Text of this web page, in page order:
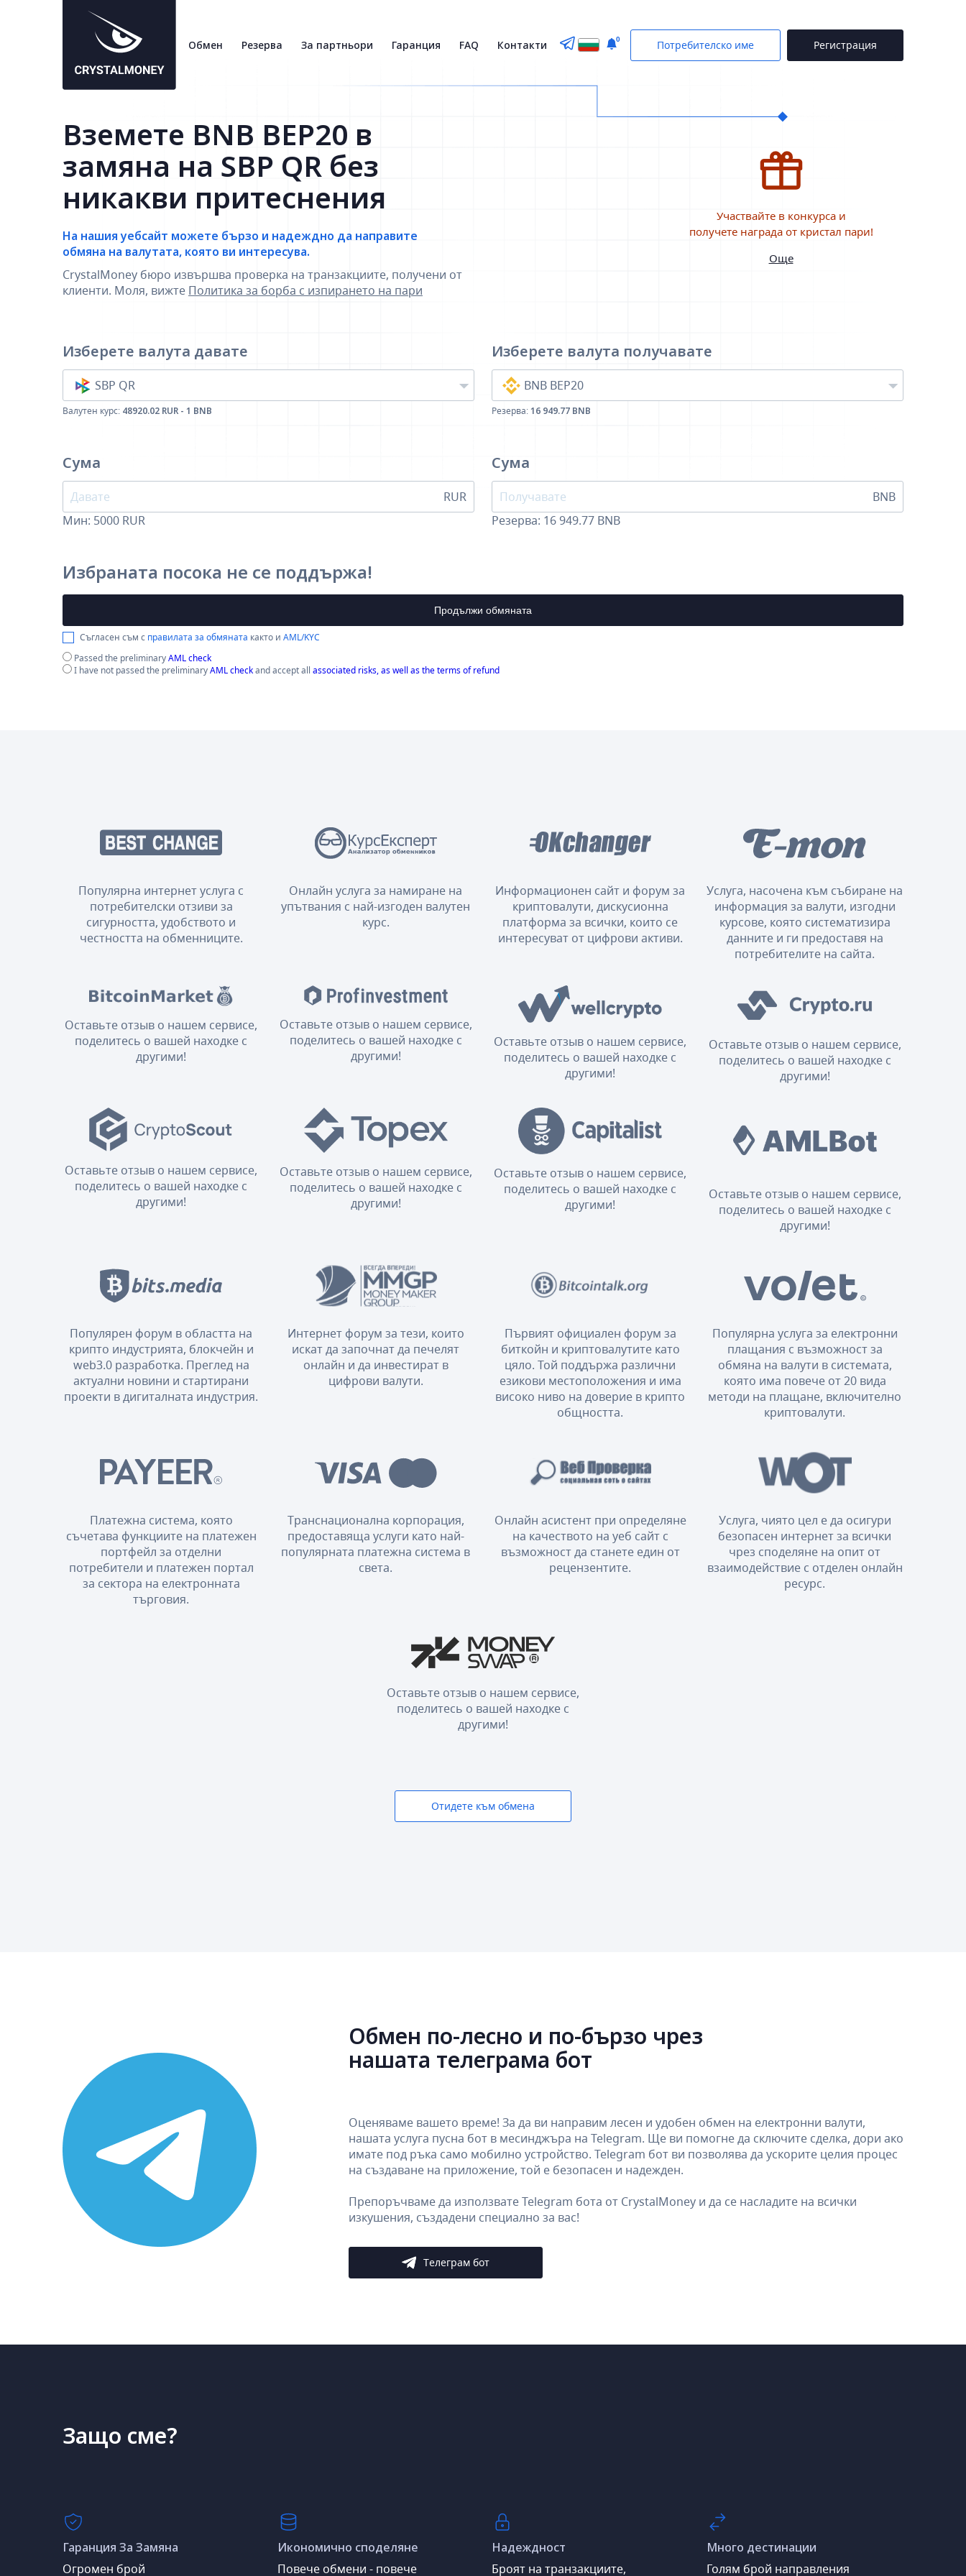
Обмен Резерва За партньори Гаранция FAQ Контакти 0 Потребителско име Регистрация
Вземете BNB BEP20 в
замяна на SBP QR без
никакви притеснения
На нашия уебсайт можете бързо и надеждно да направите
обмяна на валутата, която ви интересува.
CrystalMoney бюро извършва проверка на транзакциите, получени от
клиенти. Моля, вижте Политика за борба с изпирането на пари
Участвайте в конкурса и
получете награда от кристал пари!
Още
Изберете валута давате
SBP QR
Валутен курс: 48920.02 RUR - 1 BNB
Сума
RUR
Мин: 5000 RUR
Изберете валута получавате
BNB BEP20
Резерва: 16 949.77 BNB
Сума
BNB
Резерва: 16 949.77 BNB
Избраната посока не се поддържа!
Продължи обмяната
Съгласен съм с правилата за обмяната както и AML/KYC
Passed the preliminaryAML check
I have not passed the preliminaryAML checkand accept all associated risks, as well as the terms of refund
Популярна интернет услуга с
потребителски отзиви за
сигурността, удобството и
честността на обменниците.
Онлайн услуга за намиране на
упътвания с най-изгоден валутен
курс.
Информационен сайт и форум за
криптовалути, дискусионна
платформа за всички, които се
интересуват от цифрови активи.
Услуга, насочена към събиране на
информация за валути, изгодни
курсове, която систематизира
данните и ги предоставя на
потребителите на сайта.
Оставьте отзыв о нашем сервисе,
поделитесь о вашей находке с
другими!
Оставьте отзыв о нашем сервисе,
поделитесь о вашей находке с
другими!
Оставьте отзыв о нашем сервисе,
поделитесь о вашей находке с
другими!
Оставьте отзыв о нашем сервисе,
поделитесь о вашей находке с
другими!
Оставьте отзыв о нашем сервисе,
поделитесь о вашей находке с
другими!
Оставьте отзыв о нашем сервисе,
поделитесь о вашей находке с
другими!
Оставьте отзыв о нашем сервисе,
поделитесь о вашей находке с
другими!
Оставьте отзыв о нашем сервисе,
поделитесь о вашей находке с
другими!
Популярен форум в областта на
крипто индустрията, блокчейн и
web3.0 разработка. Преглед на
актуални новини и стартирани
проекти в дигиталната индустрия.
Интернет форум за тези, които
искат да започнат да печелят
онлайн и да инвестират в
цифрови валути.
Първият официален форум за
биткойн и криптовалутите като
цяло. Той поддържа различни
езикови местоположения и има
високо ниво на доверие в крипто
общността.
Популярна услуга за електронни
плащания с възможност за
обмяна на валути в системата,
която има повече от 20 вида
методи на плащане, включително
криптовалути.
Платежна система, която
съчетава функциите на платежен
портфейл за отделни
потребители и платежен портал
за сектора на електронната
търговия.
Транснационална корпорация,
предоставяща услуги като най-
популярната платежна система в
света.
Онлайн асистент при определяне
на качеството на уеб сайт с
възможност да станете един от
рецензентите.
Услуга, чиято цел е да осигури
безопасен интернет за всички
чрез споделяне на опит от
взаимодействие с отделен онлайн
ресурс.
Оставьте отзыв о нашем сервисе,
поделитесь о вашей находке с
другими!
Отидете към обмена
Обмен по-лесно и по-бързо чрез
нашата телеграма бот
Оценяваме вашето време! За да ви направим лесен и удобен обмен на електронни валути,
нашата услуга пусна бот в месинджъра на Telegram. Ще ви помогне да сключите сделка, дори ако
имате под ръка само мобилно устройство. Telegram бот ви позволява да ускорите целия процес
на създаване на приложение, той е безопасен и надежден.
Препоръчваме да използвате Telegram бота от CrystalMoney и да се насладите на всички
изкушения, създадени специално за вас!
Телеграм бот
Защо сме?
Гаранция За Замяна
Огромен брой
Икономично споделяне
Повече обмени - повече
Надеждност
Броят на транзакциите,
Много дестинации
Голям брой направления